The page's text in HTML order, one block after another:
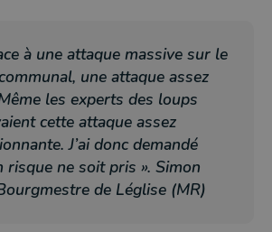
à une attaque massive sur le
une attaque assez
les experts des loups
cette attaque assez
J’ai donc demandé
risque ne soit pris ». Simon
de Léglise (MR)